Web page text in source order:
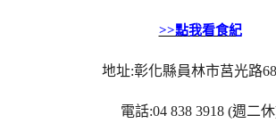
>>點我看食紀
地址:彰化縣員林市莒光路
電話:04 838 3918 (週二